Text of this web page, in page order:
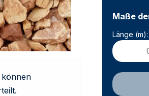
können
Maße
Länge (m):